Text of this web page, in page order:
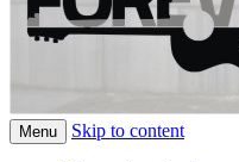
Menu Skip to content